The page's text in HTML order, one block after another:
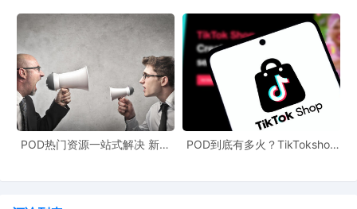
POD跨境社区可以为商家、设计师和供应商提供一个交流和合作的
平台。在社区中，商家可以找到合适的POD资源网站，获取各类定
制化产品的生产服务，同时还能与其他从业者分享经验、获取市场
信息。通过POD跨境社区，商家能够更好地了解巴西及其他跨境市
场的消费者需求和喜好，开发出更符合市场需求的定制化产品，从
而在激烈的竞争中脱颖而出。
新风潮！
POD热门资源一站式解决 新手
POD到底有多火？TikTokshop